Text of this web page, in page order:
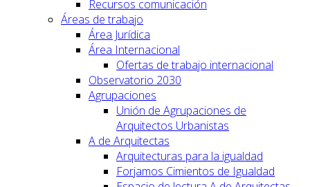
Recursos comunicación
Áreas de trabajo
Área Jurídica
Área Internacional
Ofertas de trabajo internacional
Observatorio 2030
Agrupaciones
Unión de Agrupaciones de
Arquitectos Urbanistas
A de Arquitectas
Arquitecturas para la igualdad
Forjamos Cimientos de Igualdad